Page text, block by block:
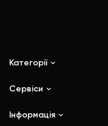
Категорії
iPhone
iPad
Сервіси
Ремонт
Інформація